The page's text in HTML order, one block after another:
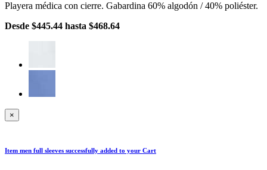
Playera médica con cierre. Gabardina 60% algodón / 40% poliéster.
Desde $445.44 hasta $468.64
×
Item men full sleeves successfully added to your Cart